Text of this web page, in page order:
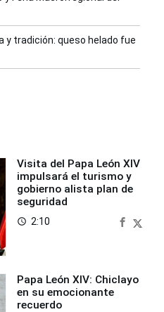
y tradición: queso helado fue
Visita del Papa León XIV
impulsará el turismo y
gobierno alista plan de
seguridad
access_time 2:10
Papa León XIV: Chiclayo
en su emocionante
recuerdo